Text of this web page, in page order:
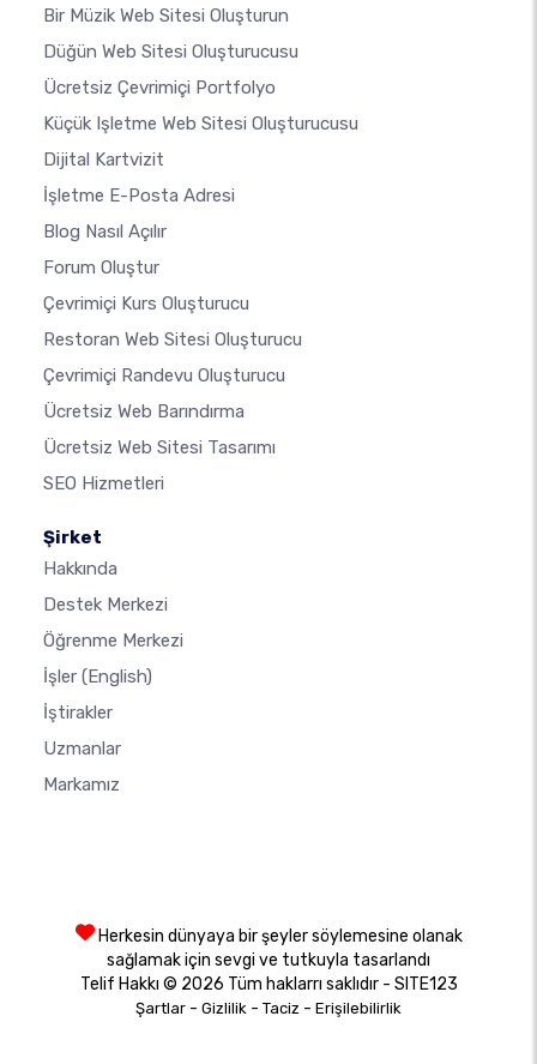
Bir Müzik Web Sitesi Oluşturun
Düğün Web Sitesi Oluşturucusu
Ücretsiz Çevrimiçi Portfolyo
Küçük Işletme Web Sitesi Oluşturucusu
Dijital Kartvizit
İşletme E-Posta Adresi
Blog Nasıl Açılır
Forum Oluştur
Çevrimiçi Kurs Oluşturucu
Restoran Web Sitesi Oluşturucu
Çevrimiçi Randevu Oluşturucu
Ücretsiz Web Barındırma
Ücretsiz Web Sitesi Tasarımı
SEO Hizmetleri
Şirket
Hakkında
Destek Merkezi
Öğrenme Merkezi
İşler (English)
İştirakler
Uzmanlar
Markamız
Herkesin dünyaya bir şeyler söylemesine olanak
sağlamak için sevgi ve tutkuyla tasarlandı
Telif Hakkı © 2026 Tüm haklarrı saklıdır - SITE123
Şartlar - Gizlilik - Taciz - Erişilebilirlik